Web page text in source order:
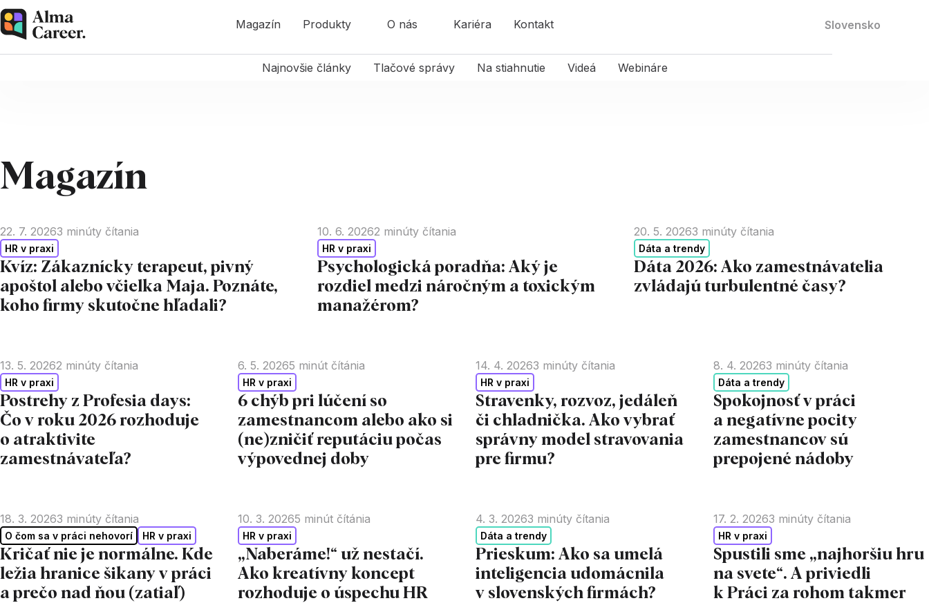
Magazín Produkty O nás Kariéra Kontakt Slovensko
Najnovšie články Tlačové správy Na stiahnutie Videá Webináre
Magazín
22. 7. 20263 minúty čítania
HR v praxi
Kvíz: Zákaznícky terapeut, pivný
apoštol alebo včielka Maja. Poznáte,
koho firmy skutočne hľadali?
10. 6. 20262 minúty čítania
HR v praxi
Psychologická poradňa: Aký je
rozdiel medzi náročným a toxickým
manažérom?
20. 5. 20263 minúty čítania
Dáta a trendy
Dáta 2026: Ako zamestnávatelia
zvládajú turbulentné časy?
13. 5. 20262 minúty čítania
HR v praxi
Postrehy z Profesia days:
Čo v roku 2026 rozhoduje
o atraktivite
zamestnávateľa?
6. 5. 20265 minút čítánia
HR v praxi
6 chýb pri lúčení so
zamestnancom alebo ako si
(ne)zničiť reputáciu počas
výpovednej doby
14. 4. 20263 minúty čítania
HR v praxi
Stravenky, rozvoz, jedáleň
či chladnička. Ako vybrať
správny model stravovania
pre firmu?
8. 4. 20263 minúty čítania
Dáta a trendy
Spokojnosť v práci
a negatívne pocity
zamestnancov sú
prepojené nádoby
18. 3. 20263 minúty čítania
O čom sa v práci nehovorí HR v praxi
Kričať nie je normálne. Kde
ležia hranice šikany v práci
a prečo nad ňou (zatiaľ)
10. 3. 20265 minút čítánia
HR v praxi
„Naberáme!“ už nestačí.
Ako kreatívny koncept
rozhoduje o úspechu HR
4. 3. 20263 minúty čítania
Dáta a trendy
Prieskum: Ako sa umelá
inteligencia udomácnila
v slovenských firmách?
17. 2. 20263 minúty čítania
HR v praxi
Spustili sme „najhoršiu hru
na svete“. A priviedli
k Práci za rohom takmer